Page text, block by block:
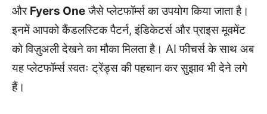
और Fyers Oneजैसे प्लेटफॉर्म्स का उपयोग किया जाता है।
इनमें आपको कैंडलस्टिक पैटर्न, इंडिकेटर्स और प्राइस मूवमेंट
को विज़ुअली देखने का मौका मिलता है। AI फीचर्स के साथ अब
यह प्लेटफॉर्म्स स्वतः ट्रेंड्स की पहचान कर सुझाव भी देने लगे
हैं।